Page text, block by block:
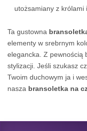
utożsamiany z królami
Ta gustowna
elementy w srebrnym
elegancka. Z pewnością
stylizacji. Jeśli szukasz
Twoim duchowym ja i
nasza bransoletka na